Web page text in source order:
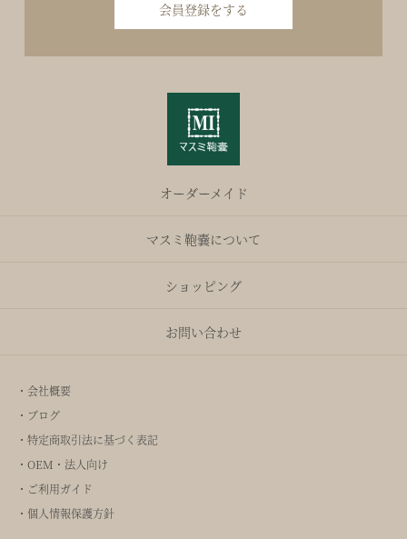
会員登録をする
オーダーメイド
マスミ鞄嚢について
ショッピング
お問い合わせ
・会社概要
・ブログ
・特定商取引法に基づく表記
・OEM・法人向け
・ご利用ガイド
・個人情報保護方針